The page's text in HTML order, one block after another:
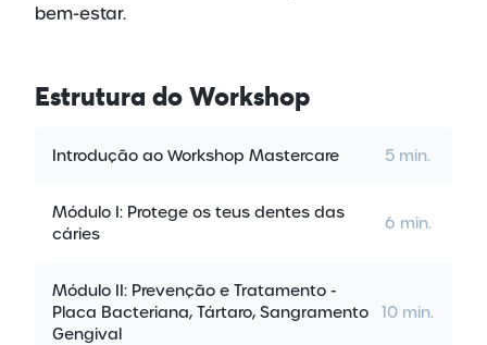
bem-estar.
Estrutura do Workshop
Introdução ao Workshop Mastercare 5 min.
Módulo I: Protege os teus dentes das
cáries
6 min.
Módulo II: Prevenção e Tratamento -
Placa Bacteriana, Tártaro, Sangramento
Gengival
10 min.